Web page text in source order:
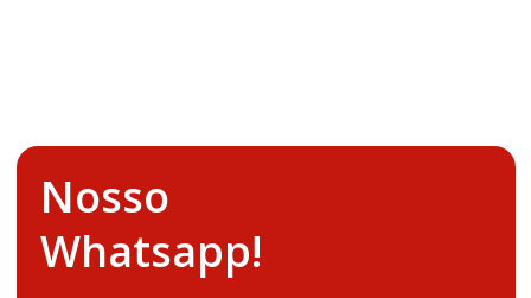
Nosso
Whatsapp!